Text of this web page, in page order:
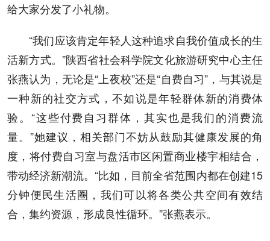
给大家分发了小礼物。
“我们应该肯定年轻人这种追求自我价值成长的生
活新方式。”陕西省社会科学院文化旅游研究中心主任
张燕认为，无论是“上夜校”还是“自费自习”，与其说是
一种新的社交方式，不如说是年轻群体新的消费体
验。“这些付费自习群体，其实也是我们的消费流
量。”她建议，相关部门不妨从鼓励其健康发展的角
度，将付费自习室与盘活市区闲置商业楼宇相结合，
带动经济新潮流。“比如，目前全省范围内都在创建15
分钟便民生活圈，我们可以将各类公共空间有效结
合，集约资源，形成良性循环。”张燕表示。